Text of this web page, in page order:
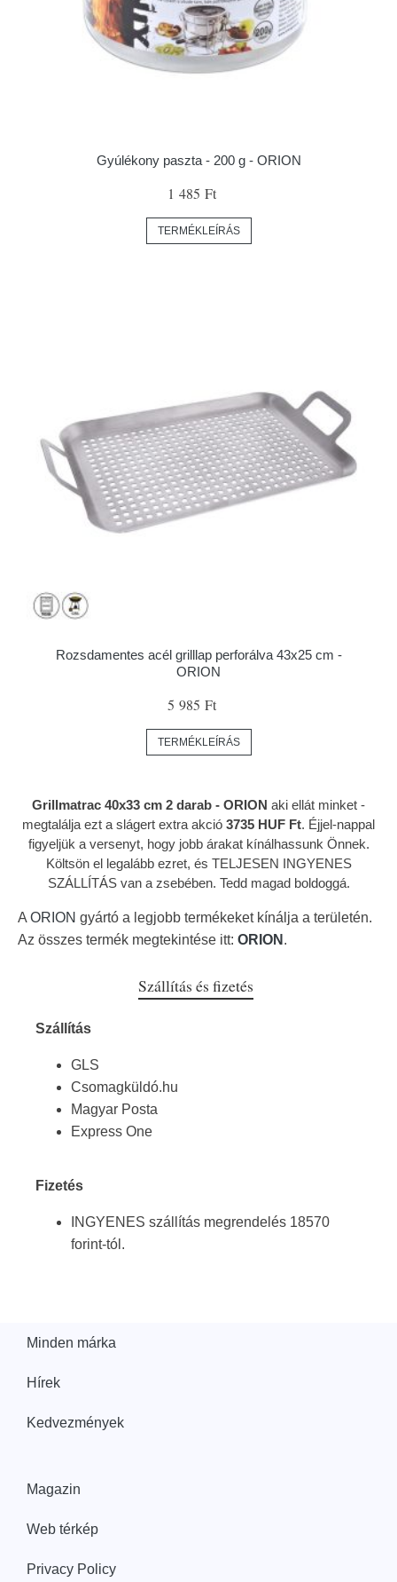
Gyúlékony paszta - 200 g - ORION
1 485 Ft
TERMÉKLEÍRÁS
Rozsdamentes acél grilllap perforálva 43x25 cm -
ORION
5 985 Ft
TERMÉKLEÍRÁS
Grillmatrac 40x33 cm 2 darab - ORION aki ellát minket -
megtalálja ezt a slágert extra akció 3735 HUF Ft. Éjjel-nappal
figyeljük a versenyt, hogy jobb árakat kínálhassunk Önnek.
Költsön el legalább ezret, és TELJESEN INGYENES
SZÁLLÍTÁS van a zsebében. Tedd magad boldoggá.
A ORION gyártó a legjobb termékeket kínálja a területén.
Az összes termék megtekintése itt: ORION .
Szállítás és fizetés
Szállítás
GLS
Csomagküldó.hu
Magyar Posta
Express One
Fizetés
INGYENES szállítás megrendelés 18570
forint-tól.
Minden márka
Hírek
Kedvezmények
Magazin
Web térkép
Privacy Policy